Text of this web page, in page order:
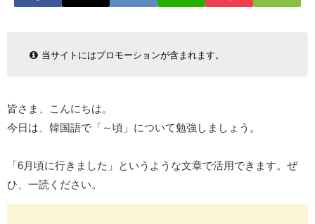
当サイトにはプロモーションが含まれます。
皆さま、こんにちは。
今日は、韓国語で「～頃」について勉強しましょう。
「6月頃に行きました」というような文章で活用できます。ぜ
ひ、一読ください。